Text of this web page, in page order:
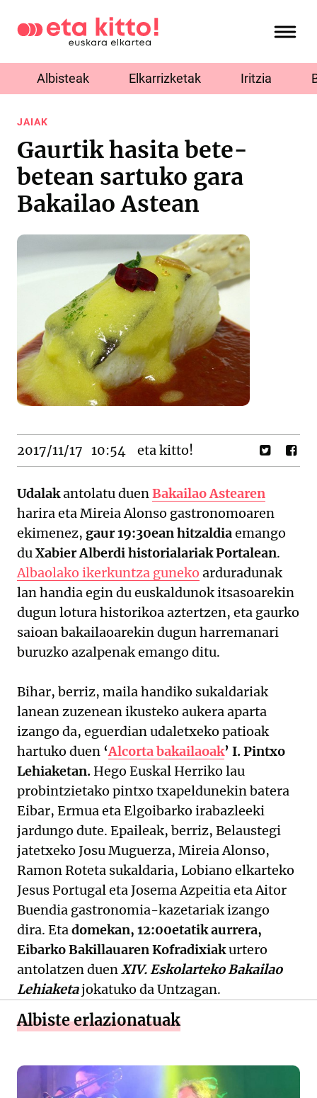
Albisteak Elkarrizketak Iritzia
JAIAK
Gaurtik hasita bete-
betean sartuko gara
Bakailao Astean
2017/11/17 10:54 eta kitto!
Udalakantolatu duenBakailao Astearen
harira eta Mireia Alonso gastronomoaren
ekimenez, gaur 19:30ean hitzaldiaemango
duXabier Alberdi historialariak Portalean.
Albaolako ikerkuntza guneko arduradunak
lan handia egin du euskaldunok itsasoarekin
dugun lotura historikoa aztertzen, eta gaurko
saioan bakailaoarekin dugun harremanari
buruzko azalpenak emango ditu.
Bihar, berriz, maila handiko sukaldariak
lanean zuzenean ikusteko aukera aparta
izango da, eguerdian udaletxeko patioak
hartuko duen ‘Alcorta bakailaoak’ I. Pintxo
Lehiaketan. Hego Euskal Herriko lau
probintzietako pintxo txapeldunekin batera
Eibar, Ermua eta Elgoibarko irabazleeki
jardungo dute. Epaileak, berriz, Belaustegi
jatetxeko Josu Muguerza, Mireia Alonso,
Ramon Roteta sukaldaria, Lobiano elkarteko
Jesus Portugal eta Josema Azpeitia eta Aitor
Buendia gastronomia-kazetariak izango
dira. Etadomekan, 12:00etatik aurrera,
Eibarko Bakillauaren Kofradixiakurtero
antolatzen duenXIV. Eskolarteko Bakailao
Lehiaketajokatuko da Untzagan.
Albiste erlazionatuak